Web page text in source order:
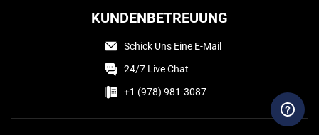
KUNDENBETREUUNG
Schick Uns Eine E-Mail
24/7 Live Chat
+1 (978) 981-3087